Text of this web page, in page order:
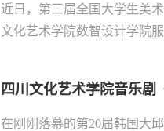
近日，第三届全国大学生美
文化艺术学院数智设计学院
四川文化艺术学院音乐
在刚刚落幕的第20届韩国大